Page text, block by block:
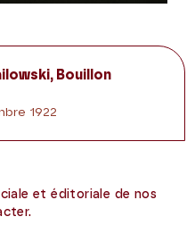
Bouillon
1922
et éditoriale de nos